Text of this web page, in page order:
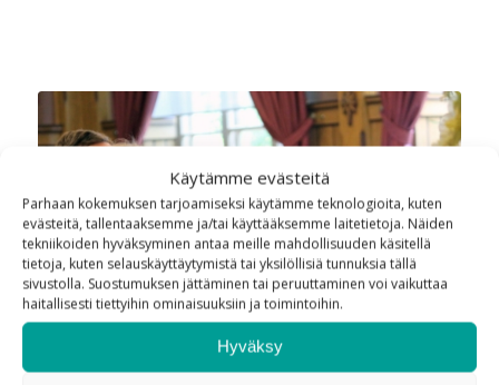
Käytämme evästeitä
Parhaan kokemuksen tarjoamiseksi käytämme teknologioita, kuten
evästeitä, tallentaaksemme ja/tai käyttääksemme laitetietoja. Näiden
tekniikoiden hyväksyminen antaa meille mahdollisuuden käsitellä
tietoja, kuten selauskäyttäytymistä tai yksilöllisiä tunnuksia tällä
sivustolla. Suostumuksen jättäminen tai peruuttaminen voi vaikuttaa
haitallisesti tiettyihin ominaisuuksiin ja toimintoihin.
Hyväksy